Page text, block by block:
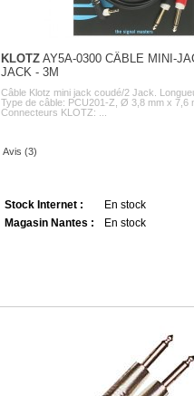
KLOTZ AY5A-0300 CÂBLE MINI-
JACK - 3M
Câble Klotz mini jack coudé/2 Jack.
Type de câble: PCU201-Z, Ø 3,8 mm x 7,6
Connecteurs KLOTZ: ...
Avis (3)
Stock Internet :
En stock
Magasin Nantes :
En stock